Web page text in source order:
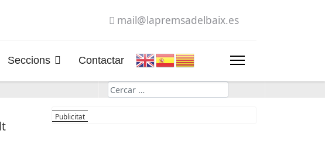
mail@lapremsadelbaix.es
Seccions Contactar
Cerca